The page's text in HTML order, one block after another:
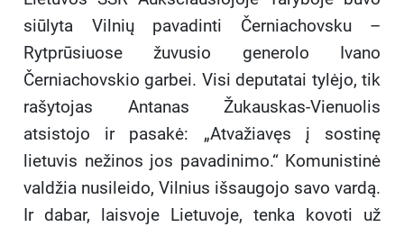
siūlyta Vilnių pavadinti Černiachovsku –
Rytprūsiuose žuvusio generolo Ivano
Černiachovskio garbei. Visi deputatai tylėjo, tik
rašytojas Antanas Žukauskas-Vienuolis
atsistojo ir pasakė: „Atvažiavęs į sostinę
lietuvis nežinos jos pavadinimo.“ Komunistinė
valdžia nusileido, Vilnius išsaugojo savo vardą.
Ir dabar, laisvoje Lietuvoje, tenka kovoti už